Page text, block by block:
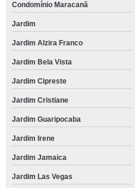
Condomínio Maracanã
Jardim
Jardim Alzira Franco
Jardim Bela Vista
Jardim Cipreste
Jardim Cristiane
Jardim Guaripocaba
Jardim Irene
Jardim Jamaica
Jardim Las Vegas